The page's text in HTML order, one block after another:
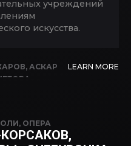
учреждений
искусства.
, АСКАР
LEARN MORE
, ОПЕРА